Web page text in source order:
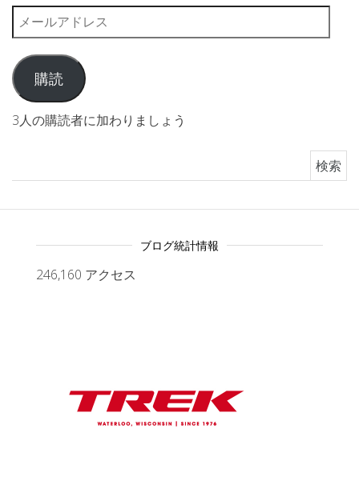
メールアドレス
購読
3人の購読者に加わりましょう
ブログ統計情報
246,160 アクセス